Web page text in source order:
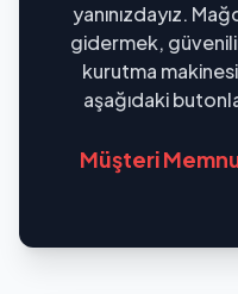
yanınızdayız.
gidermek,
kurutma
aşağıdaki
Müşteri